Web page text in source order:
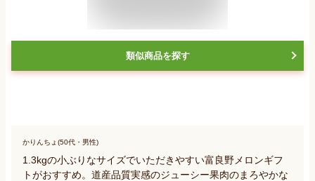
類似商品を探す
かりんちょ(50代・男性)
1.3kgの小ぶりなサイズでいただきやすい富良野メロンギフ
トがおすすめ。道産品質実感のジューシー果肉のまろやかな